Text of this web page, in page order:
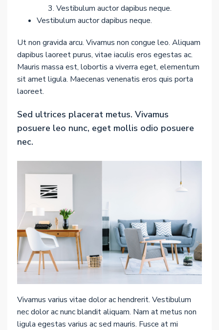
Vestibulum auctor dapibus neque.
Vestibulum auctor dapibus neque.
Ut non gravida arcu. Vivamus non congue leo. Aliquam
dapibus laoreet purus, vitae iaculis eros egestas ac.
Mauris massa est, lobortis a viverra eget, elementum
sit amet ligula. Maecenas venenatis eros quis porta
laoreet.
Sed ultrices placerat metus. Vivamus
posuere leo nunc, eget mollis odio posuere
nec.
Vivamus varius vitae dolor ac hendrerit. Vestibulum
nec dolor ac nunc blandit aliquam. Nam at metus non
ligula egestas varius ac sed mauris. Fusce at mi